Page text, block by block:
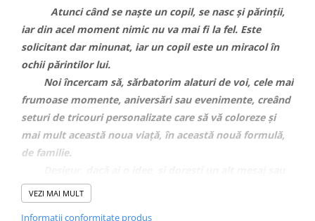
Atunci când se naște un copil, se nasc și părinții,
iar din acel moment nimic nu va mai fi la fel. Este
solicitant dar minunat, iar un copil este un miracol în
ochii părintilor lui.
Noi încercam să, sărbatorim alaturi de voi, cele mai
frumoase momente, aniversări sau evenimente, creând
seturi de tricouri personalizate care să vă coloreze și
mai mult această noua viață, în această nouă formulă,
de familie.
alte animații pe tricouri, nu ezita să ne contactezi pe
WhatsApppe numarul 0743.351.271 , iar noi te vom
VEZI MAI MULT
Informatii conformitate produs